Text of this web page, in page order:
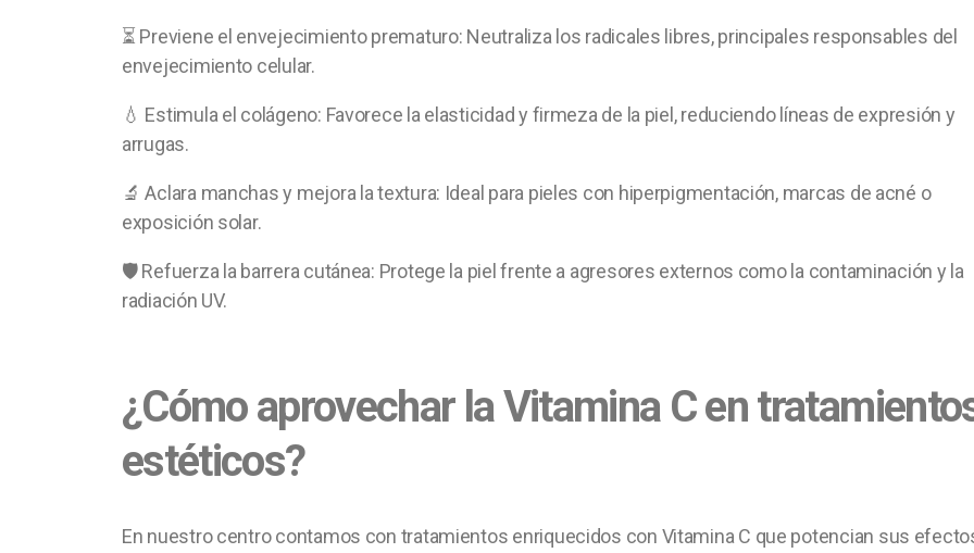
⏳ Previene el envejecimiento prematuro: Neutraliza los radicales libres, principales responsables del
envejecimiento celular.
💧 Estimula el colágeno: Favorece la elasticidad y firmeza de la piel, reduciendo líneas de expresión y
arrugas.
🔬 Aclara manchas y mejora la textura: Ideal para pieles con hiperpigmentación, marcas de acné o
exposición solar.
🛡️ Refuerza la barrera cutánea: Protege la piel frente a agresores externos como la contaminación y la
radiación UV.
¿Cómo aprovechar la Vitamina C en
estéticos?
En nuestro centro contamos con tratamientos enriquecidos con Vitamina C que potencian sus